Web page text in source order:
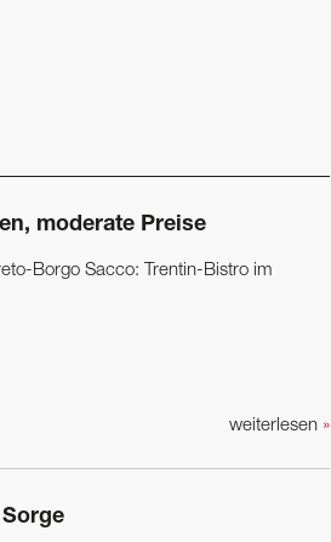
moderate Preise
Borgo Sacco: Trentin-Bistro im
weiterlesen »